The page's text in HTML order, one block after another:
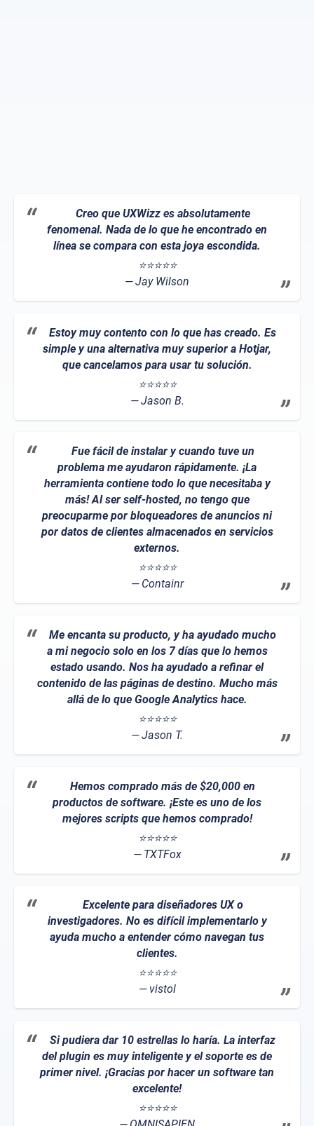
Creo que UXWizz es absolutamente
fenomenal. Nada de lo que he encontrado en
línea se compara con esta joya escondida.
⭐⭐⭐⭐⭐
Jay Wilson
Estoy muy contento con lo que has creado. Es
simple y una alternativa muy superior a Hotjar,
que cancelamos para usar tu solución.
⭐⭐⭐⭐⭐
Jason B.
Fue fácil de instalar y cuando tuve un
problema me ayudaron rápidamente. ¡La
herramienta contiene todo lo que necesitaba y
más! Al ser self-hosted, no tengo que
preocuparme por bloqueadores de anuncios ni
por datos de clientes almacenados en servicios
externos.
⭐⭐⭐⭐⭐
Containr
Me encanta su producto, y ha ayudado mucho
a mi negocio solo en los 7 días que lo hemos
estado usando. Nos ha ayudado a refinar el
contenido de las páginas de destino. Mucho más
allá de lo que Google Analytics hace.
⭐⭐⭐⭐⭐
Jason T.
Hemos comprado más de $20,000 en
productos de software. ¡Este es uno de los
mejores scripts que hemos comprado!
⭐⭐⭐⭐⭐
TXTFox
Excelente para diseñadores UX o
investigadores. No es difícil implementarlo y
ayuda mucho a entender cómo navegan tus
clientes.
⭐⭐⭐⭐⭐
vistol
Si pudiera dar 10 estrellas lo haría. La interfaz
del plugin es muy inteligente y el soporte es de
primer nivel. ¡Gracias por hacer un software tan
excelente!
⭐⭐⭐⭐⭐